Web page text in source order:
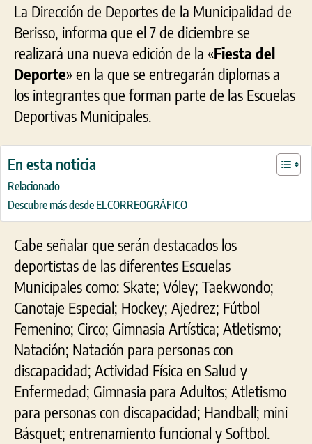
La Dirección de Deportes de la Municipalidad de
Berisso, informa que el 7 de diciembre se
realizará una nueva edición de la «Fiesta del
Deporte» en la que se entregarán diplomas a
los integrantes que forman parte de las Escuelas
Deportivas Municipales.
En esta noticia
Relacionado
Descubre más desde ELCORREOGRÁFICO
Cabe señalar que serán destacados los
deportistas de las diferentes Escuelas
Municipales como: Skate; Vóley; Taekwondo;
Canotaje Especial; Hockey; Ajedrez; Fútbol
Femenino; Circo; Gimnasia Artística; Atletismo;
Natación; Natación para personas con
discapacidad; Actividad Física en Salud y
Enfermedad; Gimnasia para Adultos; Atletismo
para personas con discapacidad; Handball; mini
Básquet; entrenamiento funcional y Softbol.